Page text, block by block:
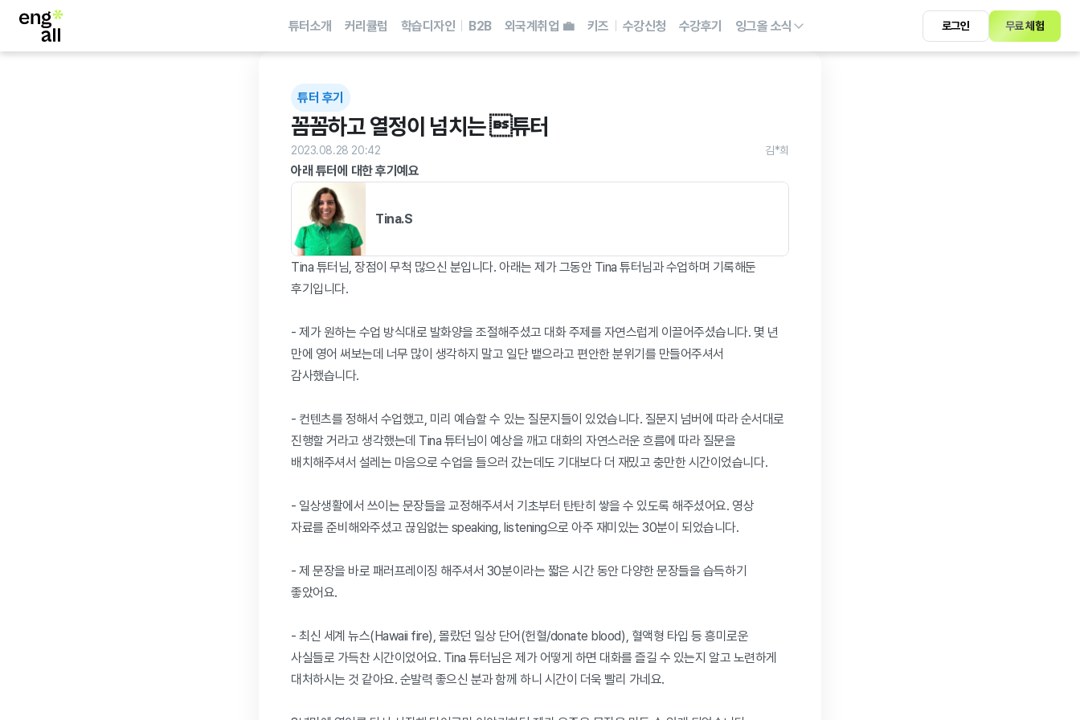
튜터소개 커리큘럼 학습디자인 B2B 외국계취업 💼 키즈 수강신청 수강후기 잉그올 소식 로그인 무료 체험
튜터 후기
꼼꼼하고 열정이 넘치는 튜터
2023.08.28 20:42 김*희
아래 튜터에 대한 후기예요
Tina.S
Tina 튜터님, 장점이 무척 많으신 분입니다. 아래는 제가 그동안 Tina 튜터님과 수업하며 기록해둔
후기입니다.
- 제가 원하는 수업 방식대로 발화양을 조절해주셨고 대화 주제를 자연스럽게 이끌어주셨습니다. 몇 년
만에 영어 써보는데 너무 많이 생각하지 말고 일단 뱉으라고 편안한 분위기를 만들어주셔서
감사했습니다.
- 컨텐츠를 정해서 수업했고, 미리 예습할 수 있는 질문지들이 있었습니다. 질문지 넘버에 따라 순서대로
진행할 거라고 생각했는데 Tina 튜터님이 예상을 깨고 대화의 자연스러운 흐름에 따라 질문을
배치해주셔서 설레는 마음으로 수업을 들으러 갔는데도 기대보다 더 재밌고 충만한 시간이었습니다.
- 일상생활에서 쓰이는 문장들을 교정해주셔서 기초부터 탄탄히 쌓을 수 있도록 해주셨어요. 영상
자료를 준비해와주셨고 끊임없는 speaking, listening으로 아주 재미있는 30분이 되었습니다.
- 제 문장을 바로 패러프레이징 해주셔서 30분이라는 짧은 시간 동안 다양한 문장들을 습득하기
좋았어요.
- 최신 세계 뉴스(Hawaii fire), 몰랐던 일상 단어(헌혈/donate blood), 혈액형 타입 등 흥미로운
사실들로 가득찬 시간이었어요. Tina 튜터님은 제가 어떻게 하면 대화를 즐길 수 있는지 알고 노련하게
대처하시는 것 같아요. 순발력 좋으신 분과 함께 하니 시간이 더욱 빨리 가네요.